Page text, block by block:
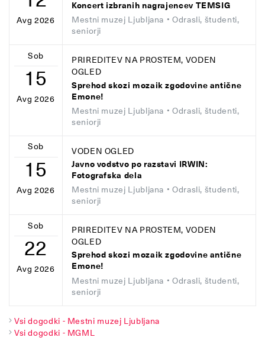
Avg 2026
Koncert izbranih nagrajencev TEMSIG
Mestni muzej Ljubljana • Odrasli, študenti,
seniorji
Sob
15
Avg 2026
PRIREDITEV NA PROSTEM, VODEN
OGLED
Sprehod skozi mozaik zgodovine antične
Emone!
Mestni muzej Ljubljana • Odrasli, študenti,
seniorji
Sob
15
Avg 2026
VODEN OGLED
Javno vodstvo po razstavi IRWIN:
Fotografska dela
Mestni muzej Ljubljana • Odrasli, študenti,
seniorji
Sob
22
Avg 2026
PRIREDITEV NA PROSTEM, VODEN
OGLED
Sprehod skozi mozaik zgodovine antične
Emone!
Mestni muzej Ljubljana • Odrasli, študenti,
seniorji
Vsi dogodki - Mestni muzej Ljubljana
Vsi dogodki - MGML